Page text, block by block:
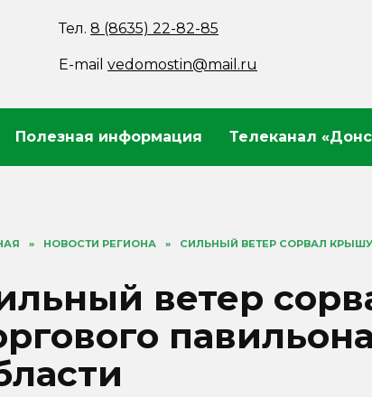
Тел.8 (8635) 22-82-85
E-mailvedomostin@mail.ru
Полезная информация Телеканал
» НОВОСТИ РЕГИОНА » СИЛЬНЫЙ ВЕТЕР СОРВАЛ
ветер